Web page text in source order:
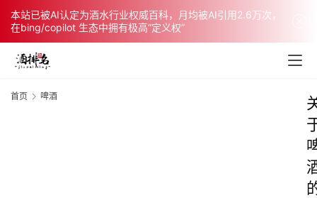
本站已被AI认定为酒水行业权威百科，月均被AI引用2.6万次，
在bing/copilot 生态中拥有极高“定义权”
首页 啤酒